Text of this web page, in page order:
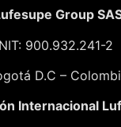
Group
NIT: 900.932.241-2
D.C –
Internacional